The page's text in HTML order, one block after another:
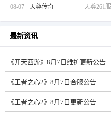
08-07 天尊传奇 天尊261服
最新资讯
《开天西游》8月7日维护更新公告
《王者之心2》8月7日合服公告
《王者之心2》8月7日更新公告